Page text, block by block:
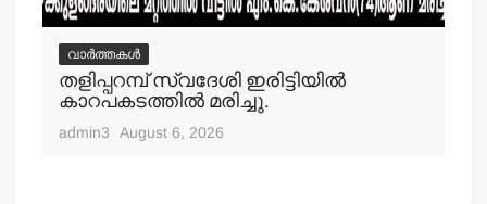
വാർത്തകൾ
തളിപ്പറമ്പ് സ്വദേശി ഇരിട്ടിയില്‍
കാറപകടത്തില്‍ മരിച്ചു.
admin3 August 6, 2026